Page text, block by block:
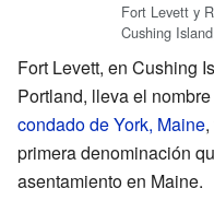
Fort Levett y
Cushing
Fort Levett, en Cushing
Portland, lleva el
condado de York, Maine
primera denominación
asentamiento en Maine.